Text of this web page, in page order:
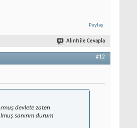
Paylaş
Alıntı ile Cevapla
#12
devlete zaten
sanırım durum